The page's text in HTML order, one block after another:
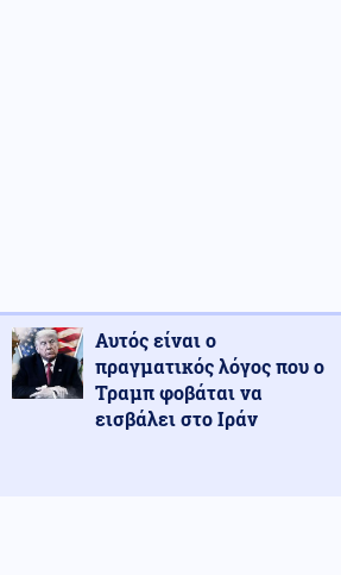
Αυτός είναι ο
πραγματικός λόγος που ο
Τραμπ φοβάται να
εισβάλει στο Ιράν